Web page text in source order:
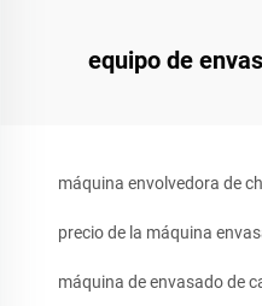
equipo de
máquina envolvedora de
precio de la máquina
máquina de envasado de